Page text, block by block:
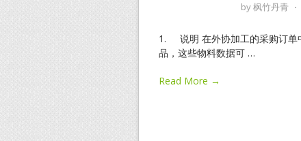
by枫竹丹青 ⋅
1. 说明 在外协加工的采购订单
品，这些物料数据可 …
Read More →